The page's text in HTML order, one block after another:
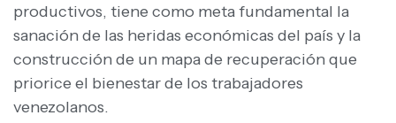
productivos, tiene como meta fundamental la
sanación de las heridas económicas del país y la
construcción de un mapa de recuperación que
priorice el bienestar de los trabajadores
venezolanos.